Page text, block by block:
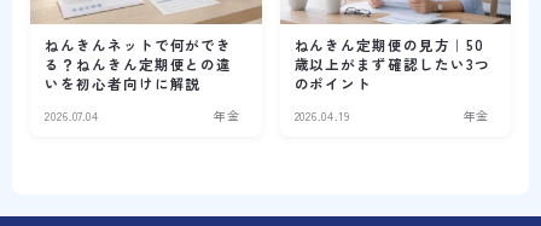
ねんきんネットで何ができ
る？ねんきん定期便との違
いを初心者向けに解説
2026.07.04 年金
ねんきん定期便の見方｜50
歳以上がまず確認したい3つ
のポイント
2026.04.19 年金